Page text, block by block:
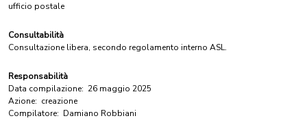
ufficio postale
Consultabilità
Consultazione libera, secondo regolamento interno ASL.
Responsabilità
Data compilazione: 26 maggio 2025
Azione: creazione
Compilatore: Damiano Robbiani